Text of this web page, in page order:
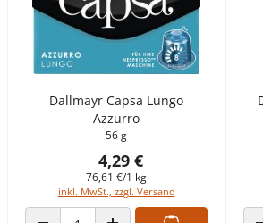
Dallmayr Capsa Lungo
Azzurro
56 g
4,29 €
76,61 €/1 kg
inkl. MwSt., zzgl. Versand